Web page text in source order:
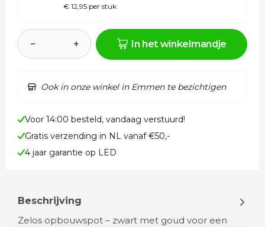
€ 12,95 per stuk
− + In het winkelmandje
Ook in onze winkel in Emmen te bezichtigen
Voor 14:00 besteld, vandaag verstuurd!
Gratis verzending in NL vanaf €50,-
4 jaar garantie op LED
Beschrijving
Zelos opbouwspot – zwart met goud voor een